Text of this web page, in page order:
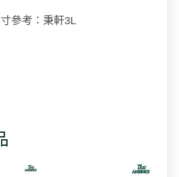
參考：秉軒3L